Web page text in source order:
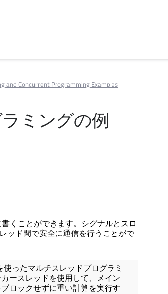
and Concurrent Programming Examples
ミングの例
くことができます。シグナルとスロ
ッド間で安全に通信を行うことがで
ったマルチスレッドプログラミ
ースレッドを使用して、メイン
ロックせずに重い計算を実行す